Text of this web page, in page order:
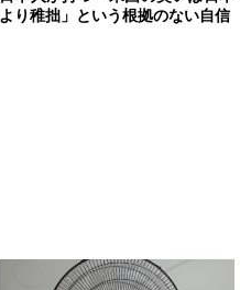
より稚拙」という根拠のない自信